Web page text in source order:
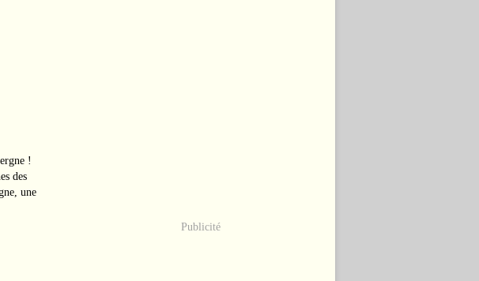
!
des
une
Publicité